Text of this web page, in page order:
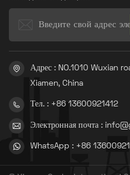
Адрес : NO.1010 Wuxian
Xiamen, China
Тел. : +86 13600921412
Электронная почта :
WhatsApp : +86